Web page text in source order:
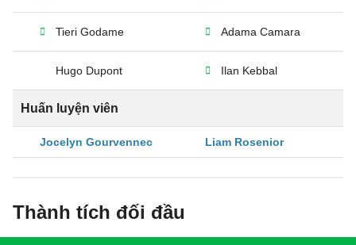
Tieri Godame Adama Camara
Hugo Dupont Ilan Kebbal
Huấn luyện viên
Jocelyn Gourvennec Liam Rosenior
Thành tích đối đầu